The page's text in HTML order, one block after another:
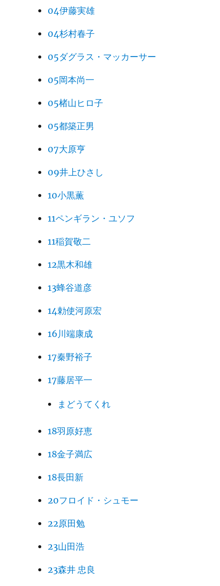
04伊藤実雄
04杉村春子
05ダグラス・マッカーサー
05岡本尚一
05楮山ヒロ子
05都築正男
07大原亨
09井上ひさし
10小黒薫
11ペンギラン・ユソフ
11稲賀敬二
12黒木和雄
13蜂谷道彦
14勅使河原宏
16川端康成
17秦野裕子
17藤居平一
まどうてくれ
18羽原好恵
18金子満広
18長田新
20フロイド・シュモー
22原田勉
23山田浩
23森井 忠良